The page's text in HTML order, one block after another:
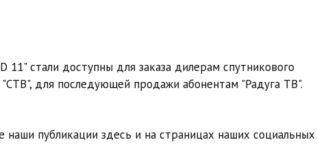
стали доступны для заказа дилерам спутникового
для последующей продажи абонентам "Радуга ТВ".
публикации здесь и на страницах наших социальных